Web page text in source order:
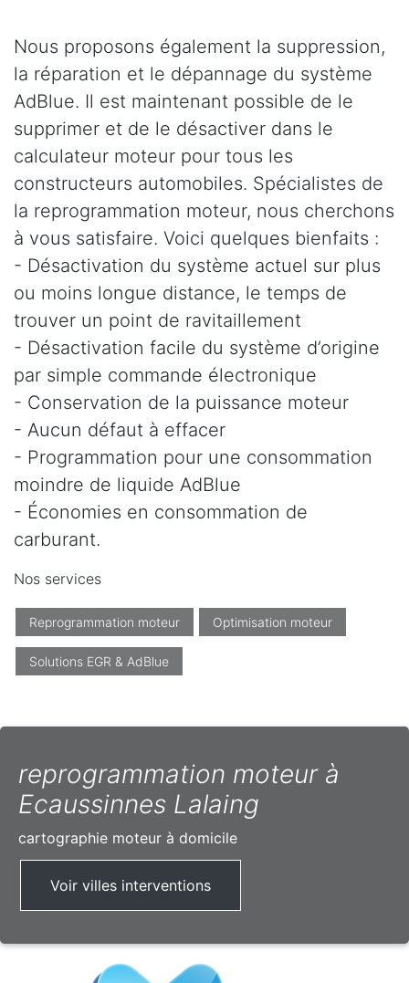
Nous proposons également la suppression,
la réparation et le dépannage du système
AdBlue. Il est maintenant possible de le
supprimer et de le désactiver dans le
calculateur moteur pour tous les
constructeurs automobiles. Spécialistes de
la reprogrammation moteur, nous cherchons
à vous satisfaire. Voici quelques bienfaits :
- Désactivation du système actuel sur plus
ou moins longue distance, le temps de
trouver un point de ravitaillement
- Désactivation facile du système d’origine
par simple commande électronique
- Conservation de la puissance moteur
- Aucun défaut à effacer
- Programmation pour une consommation
moindre de liquide AdBlue
- Économies en consommation de
carburant.
Nos services
Reprogrammation moteur Optimisation moteur
Solutions EGR & AdBlue
reprogrammation moteur à
Ecaussinnes Lalaing
cartographie moteur à domicile
Voir villes interventions